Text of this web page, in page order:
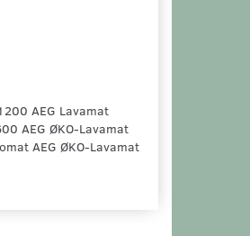
AEG Lavamat
AEG ØKO-Lavamat
AEG ØKO-Lavamat